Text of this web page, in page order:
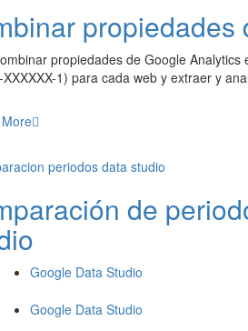
propiedades
propiedades de Google
XXXXXX-1) para cada web y extraer y
de
Google Data Studio
Google Data Studio